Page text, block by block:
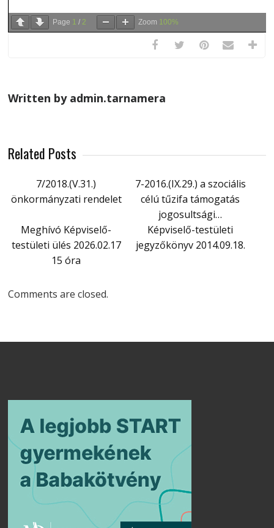
Page 1 / 2 Zoom 100%
Written by admin.tarnamera
Related Posts
7/2018.(V.31.)
önkormányzati rendelet
7-2016.(IX.29.) a szociális
célú tűzifa támogatás
jogosultsági…
Meghívó Képviselő-
testületi ülés 2026.02.17
15 óra
Képviselő-testületi
jegyzőkönyv 2014.09.18.
Comments are closed.